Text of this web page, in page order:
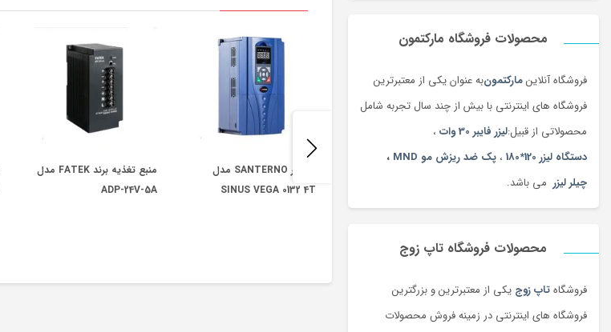
محصولات فروشگاه مارکتمون
فروشگاه آنلاینمارکتمونبه عنوان یکی از معتبرترین
فروشگاه های اینترنتی با بیش از چند سال تجربه شامل
محصولاتی از قبیل:لیزر فایبر 30 وات
،
دستگاه لیزر 120*180
، پک ضد ریزش مو MND
،
چیلر لیزر می باشد.
محصولات فروشگاه تاپ زوج
فروشگاهتاپ زوج یکی از معتبرترین و بزرگترین
فروشگاه های اینترنتی در زمینه فروش محصولات
اینورتر SANTERNO مدل
SINUS VEGA 0132 4T
منبع تغذیه برند FATEK مدل
ADP-24V-5A